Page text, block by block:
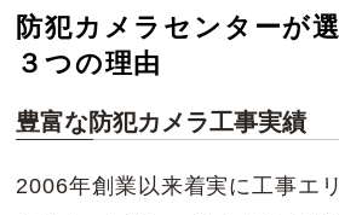
防犯カメラセンターが
３つの理由
豊富な防犯カメラ工事実績
2006年創業以来着実に工事エ